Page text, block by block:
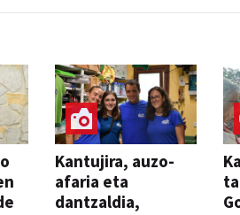
Kantujira, auzo-
afaria eta
dantzaldia,